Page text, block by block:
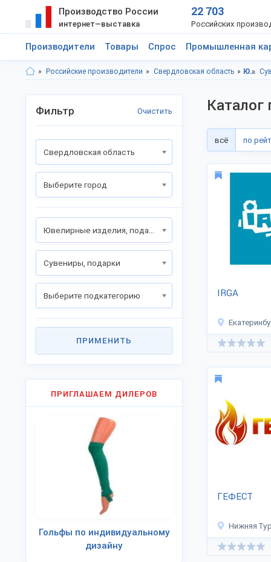
Производство России
интернет—выставка
22 703
Российских
Производители Товары Спрос Промышленная
Российские производители Свердловская область Ювелирные изделия, подарки
Каталог
всё по
IRGA
ГЕФЕСТ
Нижняя
Фильтр Очистить
Свердловская область
Выберите город
Сувениры, подарки
Выберите подкатегорию
ПРИМЕНИТЬ
ПРИГЛАШАЕМ ДИЛЕРОВ
Гольфы по индивидуальному
дизайну